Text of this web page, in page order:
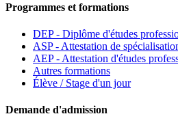
Programmes et formations
DEP - Diplôme d'études
ASP - Attestation de
AEP - Attestation d'études
Autres formations
Élève / Stage d'un jour
Demande d'admission